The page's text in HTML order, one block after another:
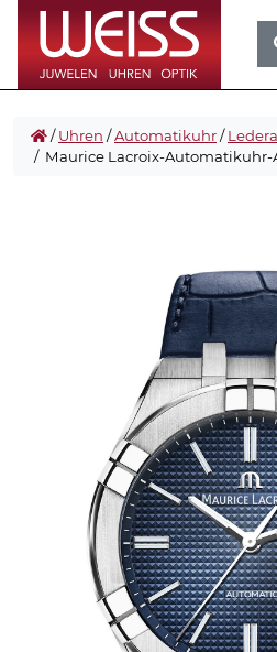
/Uhren /Automatikuhr/
/ Maurice Lacroix-Automatikuhr-